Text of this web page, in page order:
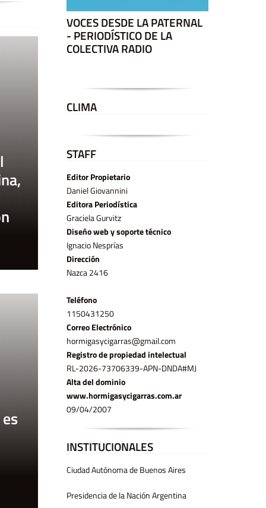
VOCES DESDE LA PATERNAL
- PERIODÍSTICO DE LA
COLECTIVA RADIO
CLIMA
STAFF
Editor Propietario
Daniel Giovannini
Editora Periodística
Graciela Gurvitz
Diseño web y soporte técnico
Ignacio Nesprías
Dirección
Nazca 2416
Teléfono
11­50431250
Correo Electrónico
hormigasycigarras@gmail.com
Registro de propiedad intelectual
RL-2026-73706339-APN-DNDA#MJ
Alta del dominio
www.hormigasycigarras.com.ar
09/04/2007
INSTITUCIONALES
Ciudad Autónoma de Buenos Aires
Presidencia de la Nación Argentina